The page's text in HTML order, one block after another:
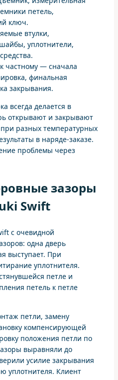
петель,
ключ.
втулки,
уплотнители,
частному — сначала
финальная
закрывания.
всегда делается в
открывают и закрывают
разных температурных
в наряде‑заказе.
проблемы через
зазоры
Swift
с очевидной
одна дверь
выступает. При
уплотнителя.
петле и
петель к петле
петли, замену
компенсирующей
положения петли по
выравняли до
усилие закрывания
уплотнителя. Клиент